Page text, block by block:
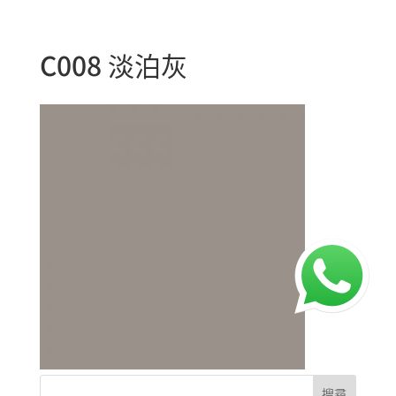
C008 淡泊灰